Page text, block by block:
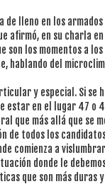
lleno en los
afirmó, en su charla
son los momentos a
hablando del
y especial. Si se
estar en el lugar 47 o
que más allá que se
de todos los
comienza a
donde le
que son más duras